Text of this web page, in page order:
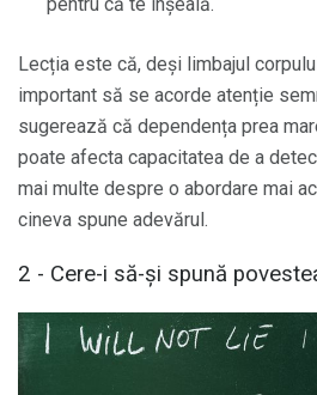
pentru că te înșeală.
Lecția este că, deși limbajul
important să se acorde atenție
sugerează că dependența prea
poate afecta capacitatea de a
mai multe despre o abordare mai
cineva spune adevărul.
2 - Cere-i să-și spună